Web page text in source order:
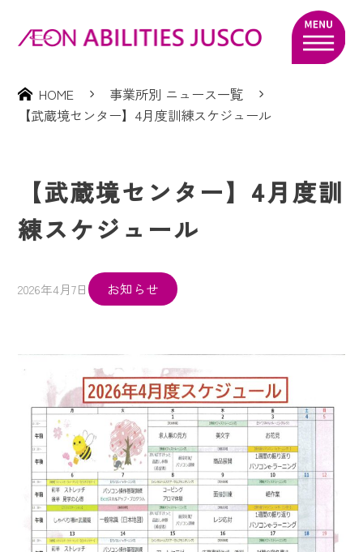
HOME
事業所別 ニュース一覧
【武蔵境センター】4月度訓練スケジュール
【武蔵境センター】4月度訓
練スケジュール
2026年4月7日 お知らせ